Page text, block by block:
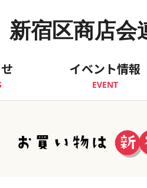
新宿区商店
イベント情報
EVENT